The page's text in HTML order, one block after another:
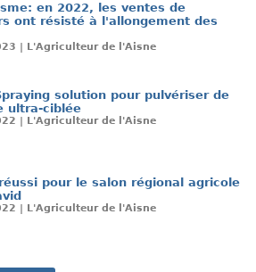
en 2022, les ventes de
ont résisté à l'allongement des
| L'Agriculteur de l'Aisne
solution pour pulvériser de
ultra-ciblée
| L'Agriculteur de l'Aisne
pour le salon régional agricole
| L'Agriculteur de l'Aisne